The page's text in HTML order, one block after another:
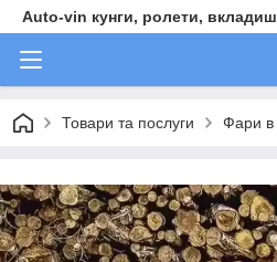
Auto-vin кунги, ролети,
Товари та послуги Фари